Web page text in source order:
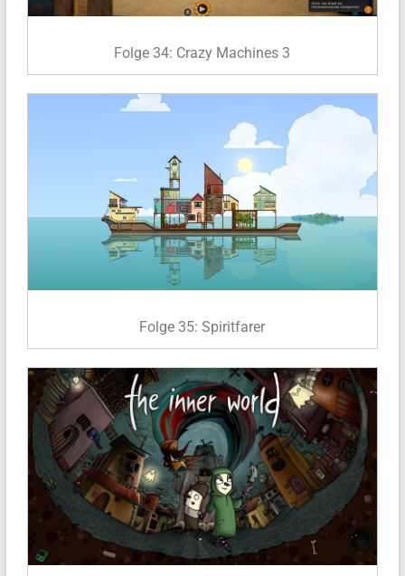
Folge 34: Crazy Machines 3
Folge 35: Spiritfarer